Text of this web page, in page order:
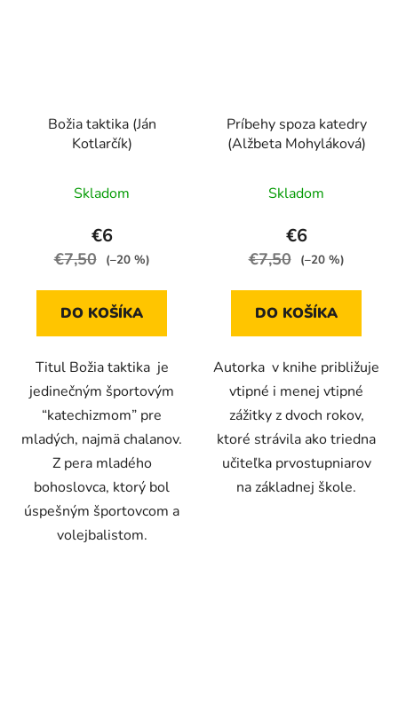
Božia taktika (Ján
Kotlarčík)
Skladom
€6
€7,50 (–20 %)
DO KOŠÍKA
Titul Božia taktika je
jedinečným športovým
“katechizmom” pre
mladých, najmä chalanov.
Z pera mladého
bohoslovca, ktorý bol
úspešným športovcom a
volejbalistom.
Príbehy spoza katedry
(Alžbeta Mohyláková)
Skladom
€6
€7,50 (–20 %)
DO KOŠÍKA
Autorka v knihe približuje
vtipné i menej vtipné
zážitky z dvoch rokov,
ktoré strávila ako triedna
učiteľka prvostupniarov
na základnej škole.